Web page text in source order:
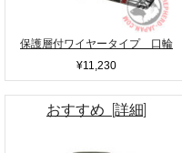
保護層付ワイヤータイプ 口輪
¥11,230
おすすめ [詳細]